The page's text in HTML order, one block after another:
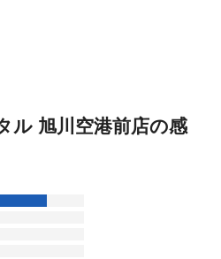
ル 旭川空港前店の感